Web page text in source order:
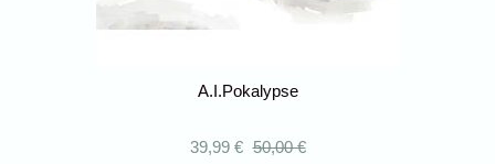
A.I.Pokalypse
39,99 € 50,00 €